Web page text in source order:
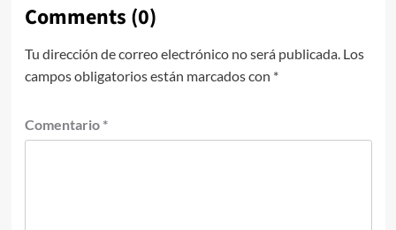
Comments (0)
Tu dirección de correo electrónico no será publicada. Los
campos obligatorios están marcados con *
Comentario *